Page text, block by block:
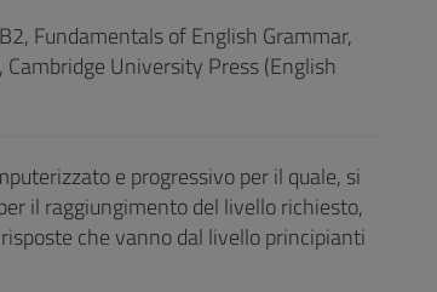
Fundamentals of English Grammar,
University Press (English
e progressivo per il quale, si
il raggiungimento del livello richiesto,
che vanno dal livello principianti